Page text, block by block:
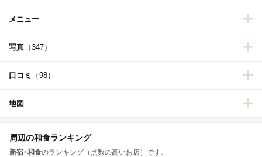
メニュー
写真 （347）
口コミ （98）
地図
周辺の和食ランキング
新宿×和食のランキング（点数の高いお店）です。